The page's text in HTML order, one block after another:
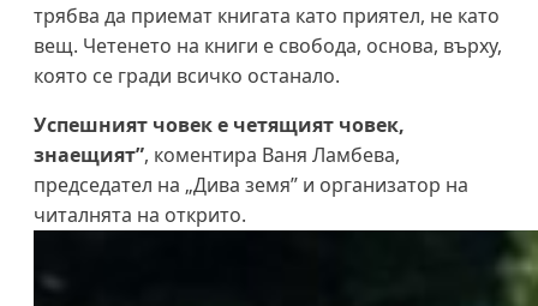
трябва да приемат книгата като приятел, не като
вещ. Четенето на книги е свобода, основа, върху,
която се гради всичко останало.
Успешният човек е четящият човек,
знаещият”, коментира Ваня Ламбева,
председател на „Дива земя” и организатор на
читалнята на открито.